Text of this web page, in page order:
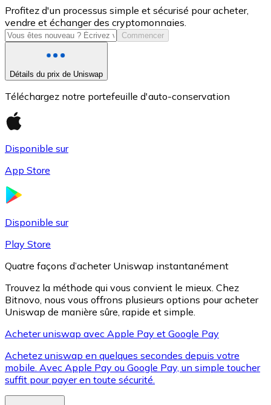
USD Coin
USDC
XRP
XRP
Profitez d'un processus simple et sécurisé pour acheter,
vendre et échanger des cryptomonnaies.
Commencer
Détails du prix de Uniswap
Téléchargez notre portefeuille d'auto-conservation
Disponible sur
App Store
Disponible sur
Play Store
Quatre façons d’acheter Uniswap instantanément
Trouvez la méthode qui vous convient le mieux. Chez
Bitnovo, nous vous offrons plusieurs options pour acheter
Uniswap de manière sûre, rapide et simple.
Acheter uniswap avec Apple Pay et Google Pay
Achetez uniswap en quelques secondes depuis votre
mobile. Avec Apple Pay ou Google Pay, un simple toucher
suffit pour payer en toute sécurité.